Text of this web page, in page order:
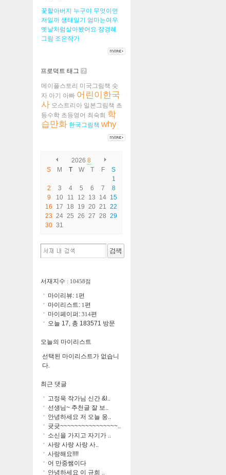
꽃할아버지 누구야 무엇이먼
저일까 생태일기 엄마는여우
옛날처럼살아봤어요 장경혜
그림 조은작가
프로덕트 태그
메이플스토리 미국그림책 숫
자 아기 아빠 어린이한국
사 오스트리아 일본그림책 초
등수학 초등영어 최숙희 학
습만화 한국그림책 why
2026 8
S
M T W T F
S
1
2
3 4 5 6 7
8
9
10 11 12 13 14 15
16
17 18 19 20 21
22
23 24 25 26 27 28 29
30 31
서재지수 : 10458점
마이리뷰: 1편
마이리스트: 1편
마이페이퍼: 314편
오늘 17, 총 183571 방문
오늘의 마이리스트
선택된 마이리스트가 없습니
다.
최근 댓글
고정욱 작가님 신간 &l..
선생님~ 추천글 잘 보..
안녕하세요 저 오늘 웅..
귯귯~~~~~~~~~~~~~~~~..
소신을 가지고 자기가 ..
사랑 사랑 사랑 사..
사랑해요!!!!
어 만중쌤이다
안녕하세요 이 규희 ..